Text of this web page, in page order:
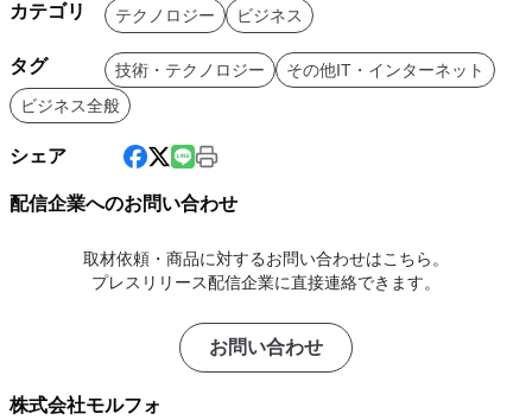
カテゴリ テクノロジー ビジネス
タグ 技術・テクノロジー
その他IT・インターネット
ビジネス全般
シェア
配信企業へのお問い合わせ
取材依頼・商品に対するお問い合わせはこちら。
プレスリリース配信企業に直接連絡できます。
お問い合わせ
株式会社モルフォ